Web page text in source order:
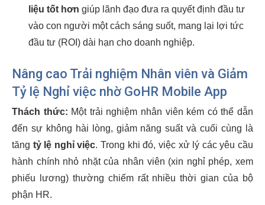
liệu tốt hơn giúp lãnh đạo đưa ra quyết định đầu tư
vào con người một cách sáng suốt, mang lại lợi tức
đầu tư (ROI) dài hạn cho doanh nghiệp.
Nâng cao Trải nghiệm Nhân viên và Giảm
Tỷ lệ Nghỉ việc nhờ GoHR Mobile App
Thách thức: Một trải nghiệm nhân viên kém có thể dẫn
đến sự không hài lòng, giảm năng suất và cuối cùng là
tăng tỷ lệ nghỉ việc. Trong khi đó, việc xử lý các yêu cầu
hành chính nhỏ nhặt của nhân viên (xin nghỉ phép, xem
phiếu lương) thường chiếm rất nhiều thời gian của bộ
phận HR.